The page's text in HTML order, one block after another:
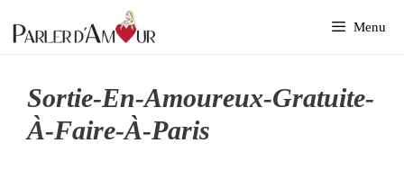
au
Menu
Sortie-En-Amoureux-Gratuite-
À-Faire-À-Paris